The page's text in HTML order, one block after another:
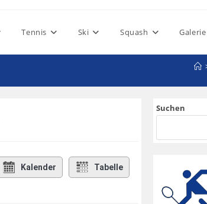
Tennis Ski Squash Galerie
Kalender Tabelle
Suchen